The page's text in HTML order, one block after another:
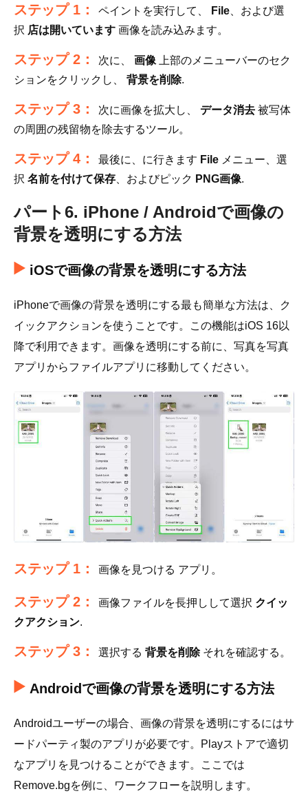
ステップ 1： ペイントを実行して、 File 、および選
択 店は開いています 画像を読み込みます。
ステップ 2： 次に、 画像 上部のメニューバーのセク
ションをクリックし、 背景を削除.
ステップ 3： 次に画像を拡大し、 データ消去 被写体
の周囲の残留物を除去するツール。
ステップ 4： 最後に、に行きます File メニュー、選
択 名前を付けて保存 、およびピック PNG画像.
パート6. iPhone / Androidで画像の
背景を透明にする方法
iOSで画像の背景を透明にする方法
iPhoneで画像の背景を透明にする最も簡単な方法は、ク
イックアクションを使うことです。この機能はiOS 16以
降で利用できます。画像を透明にする前に、写真を写真
アプリからファイルアプリに移動してください。
ステップ 1： 画像を見つける アプリ。
ステップ 2： 画像ファイルを長押しして選択 クイッ
クアクション.
ステップ 3： 選択する 背景を削除それを確認する。
Androidで画像の背景を透明にする方法
Androidユーザーの場合、画像の背景を透明にするにはサ
ードパーティ製のアプリが必要です。Playストアで適切
なアプリを見つけることができます。ここでは
Remove.bgを例に、ワークフローを説明します。